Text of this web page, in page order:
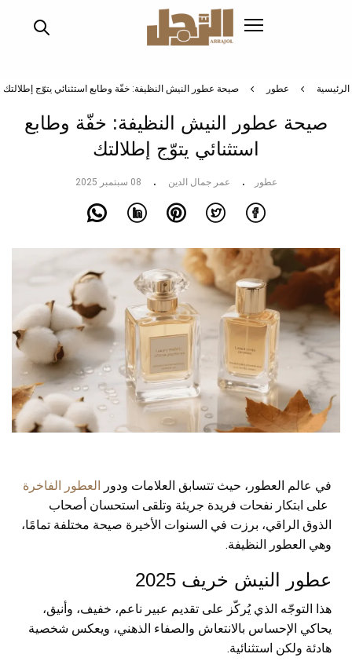
الرئيسية عطور صيحة عطور النيش النظيفة: خفّة وطابع استثنائي يتوّج إطلالتك
صيحة عطور النيش النظيفة: خفّة وطابع
استثنائي يتوّج إطلالتك
عطور عمر جمال الدين 08 سبتمبر 2025
في عالم العطور، حيث تتسابق العلامات ودور
العطور الفاخرة
على ابتكار نفحات فريدة جريئة وتلقى استحسان أصحاب
الذوق الراقي، برزت في السنوات الأخيرة صيحة مختلفة تمامًا،
وهي العطور النظيفة.
عطور النيش خريف 2025
هذا التوجّه الذي يُركّز على تقديم عبير ناعم، خفيف، وأنيق،
يحاكي الإحساس بالانتعاش والصفاء الذهني، ويعكس شخصية
هادئة ولكن استثنائية.